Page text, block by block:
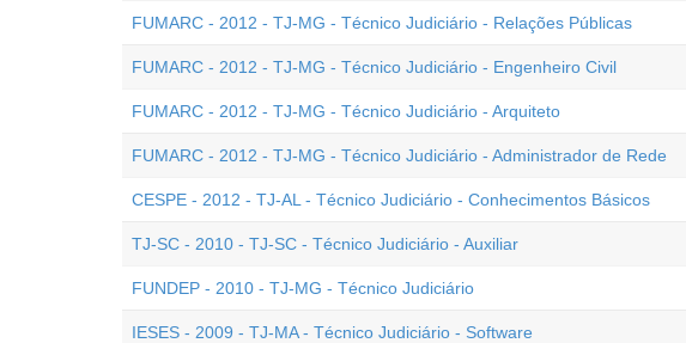
FUMARC - 2012 - TJ-MG - Técnico Judiciário - Relações Públicas
FUMARC - 2012 - TJ-MG - Técnico Judiciário - Engenheiro Civil
FUMARC - 2012 - TJ-MG - Técnico Judiciário - Arquiteto
FUMARC - 2012 - TJ-MG - Técnico Judiciário - Administrador de Rede
CESPE - 2012 - TJ-AL - Técnico Judiciário - Conhecimentos Básicos
TJ-SC - 2010 - TJ-SC - Técnico Judiciário - Auxiliar
FUNDEP - 2010 - TJ-MG - Técnico Judiciário
IESES - 2009 - TJ-MA - Técnico Judiciário - Software